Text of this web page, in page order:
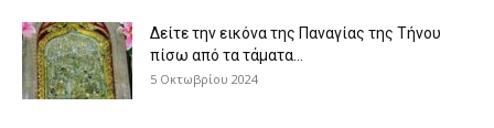
Δείτε την εικόνα της Παναγίας της Τήνου
πίσω από τα τάματα...
5 Οκτωβρίου 2024